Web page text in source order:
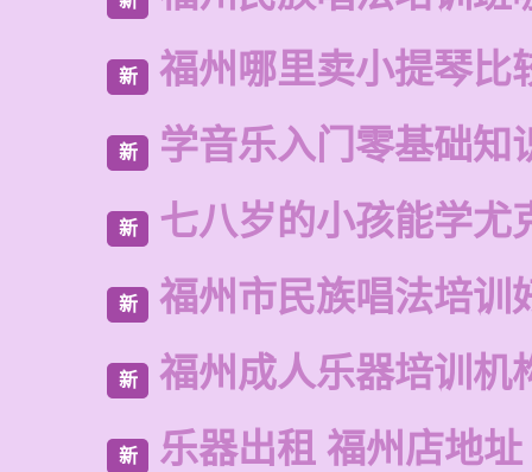
新 福州哪里卖小提琴比
新 学音乐入门零基础知
新 七八岁的小孩能学尤
新 福州市民族唱法培训
新 福州成人乐器培训机
新 乐器出租 福州店地址